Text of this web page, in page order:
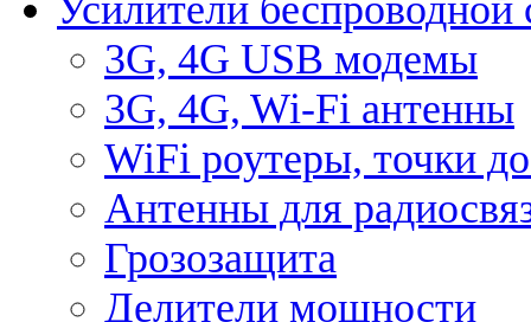
Усилители беспроводной
3G, 4G USB модемы
3G, 4G, Wi-Fi антенны
WiFi роутеры, точки
Антенны для
Грозозащита
Делители мощности